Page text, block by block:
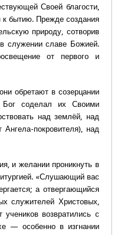
Своей благости,
к бытию. Прежде создания
природу, сотворив
служении славе Божией.
от первого и
обретают в созерцании
Бог соделал их Своими
над землёй, над
покровителя), над
и желании проникнуть в
«Слушающий вас
а отвергающийся
служителей Христовых,
возвратились с
— особенно в изгнании